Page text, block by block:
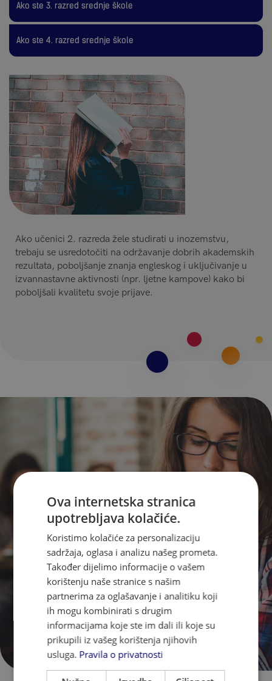
Ako ste 3. razred srednje škole
Ako ste 4. razred srednje škole
Ako učenici 2. razreda žele studirati u inozemstvu,
trebaju se usredotočiti na održavanje dobrih akademskih
rezultata, poboljšanje znanja engleskog i uključivanje u
izvannastavne aktivnosti (npr. ljetne kampove) kako bi
poboljšali kvalitetu svoje prijave.
Ova internetska stranica
upotrebljava kolačiće.
Koristimo kolačiće za personalizaciju
sadržaja, oglasa i analizu našeg prometa.
Također dijelimo informacije o vašem
korištenju naše stranice s našim
partnerima za oglašavanje i analitiku koji
ih mogu kombinirati s drugim
informacijama koje ste im dali ili koje su
prikupili iz vašeg korištenja njihovih
usluga. Pravila o privatnosti